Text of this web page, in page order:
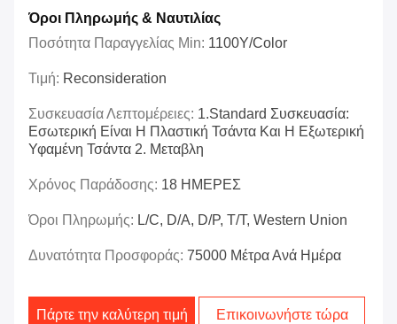
Όροι Πληρωμής & Ναυτιλίας
Ποσότητα Παραγγελίας Min: 1100Y/Color
Τιμή: Reconsideration
Συσκευασία Λεπτομέρειες: 1.Standard Συσκευασία:
Εσωτερική Είναι Η Πλαστική Τσάντα Και Η Εξωτερική
Υφαμένη Τσάντα 2. Μεταβλη
Χρόνος Παράδοσης: 18 ΗΜΕΡΕΣ
Όροι Πληρωμής: L/C, D/A, D/P, T/T, Western Union
Δυνατότητα Προσφοράς: 75000 Μέτρα Ανά Ημέρα
Πάρτε την καλύτερη τιμή Επικοινωνήστε τώρα